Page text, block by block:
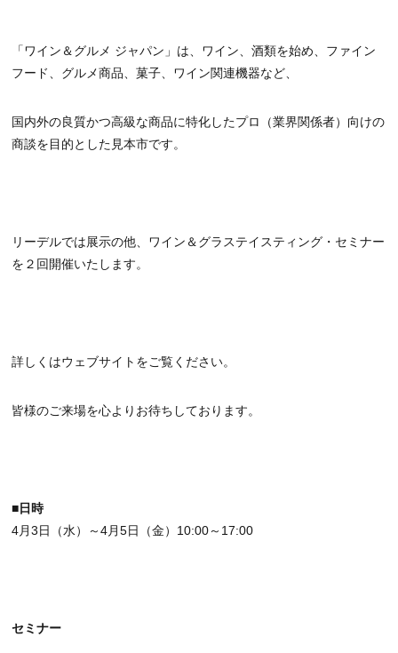
「ワイン＆グルメ ジャパン」は、ワイン、酒類を始め、ファイン
フード、グルメ商品、菓子、ワイン関連機器など、
国内外の良質かつ高級な商品に特化したプロ（業界関係者）向けの
商談を目的とした見本市です。
リーデルでは展示の他、ワイン＆グラステイスティング・セミナー
を２回開催いたします。
詳しくはウェブサイトをご覧ください。
皆様のご来場を心よりお待ちしております。
■日時
4月3日（水）～4月5日（金）10:00～17:00
セミナー